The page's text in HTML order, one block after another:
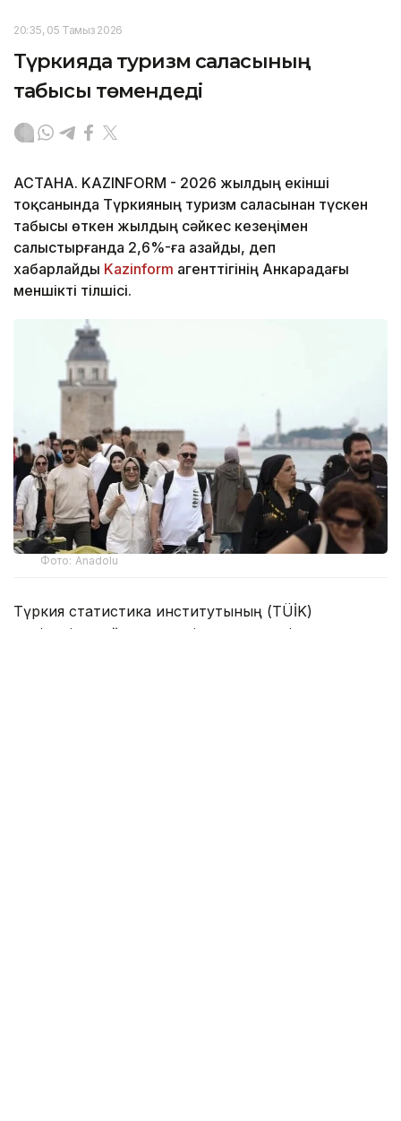
20:35, 05 Тамыз 2026
Түркияда туризм саласының
табысы төмендеді
АСТАНА. KAZINFORM - 2026 жылдың екінші
тоқсанында Түркияның туризм саласынан түскен
табысы өткен жылдың сәйкес кезеңімен
салыстырғанда 2,6%-ға азайды, деп
хабарлайды Kazinform агенттігінің Анкарадағы
меншікті тілшісі.
Фото: Anadolu
Түркия статистика институтының (TÜİK)
мәліметіне сәйкес, есепті кезеңде елдің туризмнен